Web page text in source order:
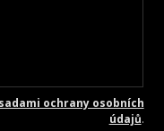
ochrany osobních
údajů.